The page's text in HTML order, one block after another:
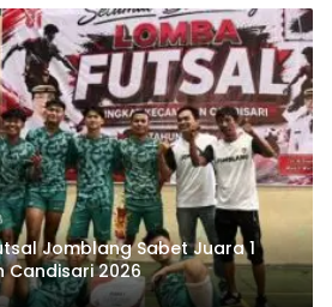
Jomblang Sabet Juara 1
Candisari 2026